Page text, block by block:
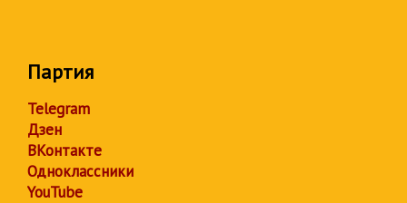
Партия
Telegram
Дзен
ВКонтакте
Одноклассники
YouTube